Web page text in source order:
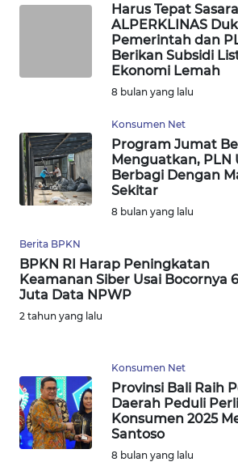
Harus Tepat
ALPERKLINAS
Pemerintah dan
Berikan Subsidi
Ekonomi Lemah
8 bulan yang lalu
Konsumen Net
Program Jumat
Menguatkan, PLN
Berbagi Dengan
Sekitar
8 bulan yang lalu
Berita BPKN
BPKN RI Harap Peningkatan
Keamanan Siber Usai Bocornya 6
Juta Data NPWP
2 tahun yang lalu
Konsumen Net
Provinsi Bali Raih
Daerah Peduli
Konsumen 2025
Santoso
8 bulan yang lalu
WN
JATIM
BALI
WN
KALBAR
WN
KALTARA